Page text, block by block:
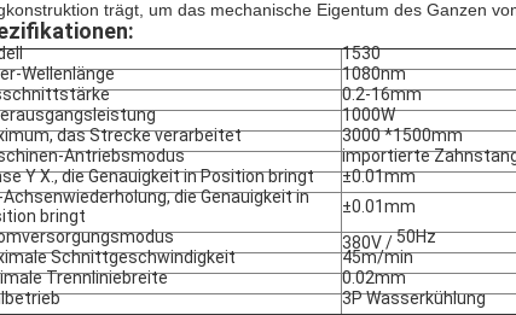
trägt, um das mechanische Eigentum des Ganzen
1530
Wellenlänge
1080nm
0.2-16mm
1000W
das Strecke verarbeitet
3000 *1500mm
Antriebsmodus
importierte
Y X., die Genauigkeit in Position bringt
±0.01mm
Achsenwiederholung, die Genauigkeit in
bringt
±0.01mm
380V /50Hz
Schnittgeschwindigkeit
45m/min
Trennliniebreite
0.02mm
3P Wasserkühlung